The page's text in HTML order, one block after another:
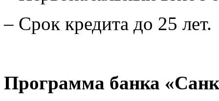
– Срок кредита до 25 лет.
Программа банка